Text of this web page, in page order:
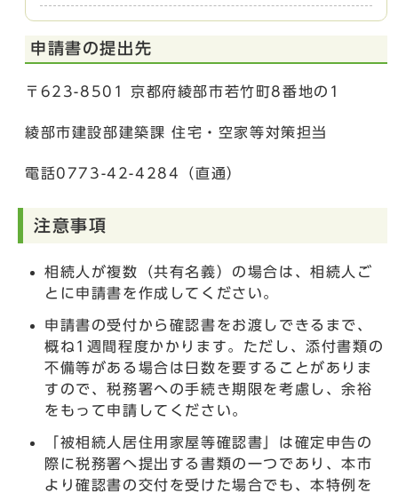
申請書の提出先
〒623-8501 京都府綾部市若竹町8番地の1
綾部市建設部建築課 住宅・空家等対策担当
電話0773-42-4284（直通）
注意事項
相続人が複数（共有名義）の場合は、相続人ご
とに申請書を作成してください。
申請書の受付から確認書をお渡しできるまで、
概ね1週間程度かかります。ただし、添付書類の
不備等がある場合は日数を要することがありま
すので、税務署への手続き期限を考慮し、余裕
をもって申請してください。
「被相続人居住用家屋等確認書」は確定申告の
際に税務署へ提出する書類の一つであり、本市
より確認書の交付を受けた場合でも、本特例を